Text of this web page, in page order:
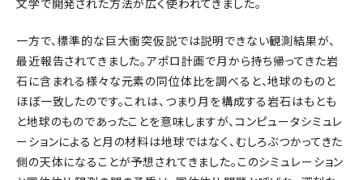
文学で開発された方法が広く使われてきました。
一方で、標準的な巨大衝突仮説では説明できない観測結果が、
最近報告されてきました。アポロ計画で月から持ち帰ってきた岩
石に含まれる様々な元素の同位体比を調べると、地球のものと
ほぼ一致したのです。これは、つまり月を構成する岩石はもとも
と地球のものであったことを意味しますが、コンピュータシミュレ
ーションによると月の材料は地球ではなく、むしろぶつかってきた
側の天体になることが予想されてきました。このシミュレーション